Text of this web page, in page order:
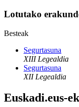
Lotutako
Besteak
Segurtasuna
XIII Legealdia
Segurtasuna
XII Legealdia
Euskadi.eus-